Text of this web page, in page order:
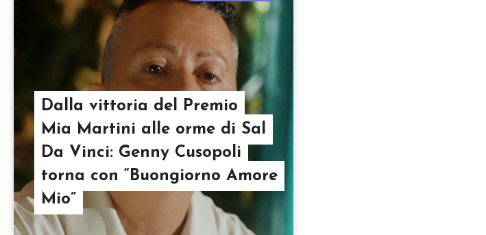
Dalla vittoria del Premio
Mia Martini alle orme di Sal
Da Vinci: Genny Cusopoli
torna con “Buongiorno Amore
Mio”